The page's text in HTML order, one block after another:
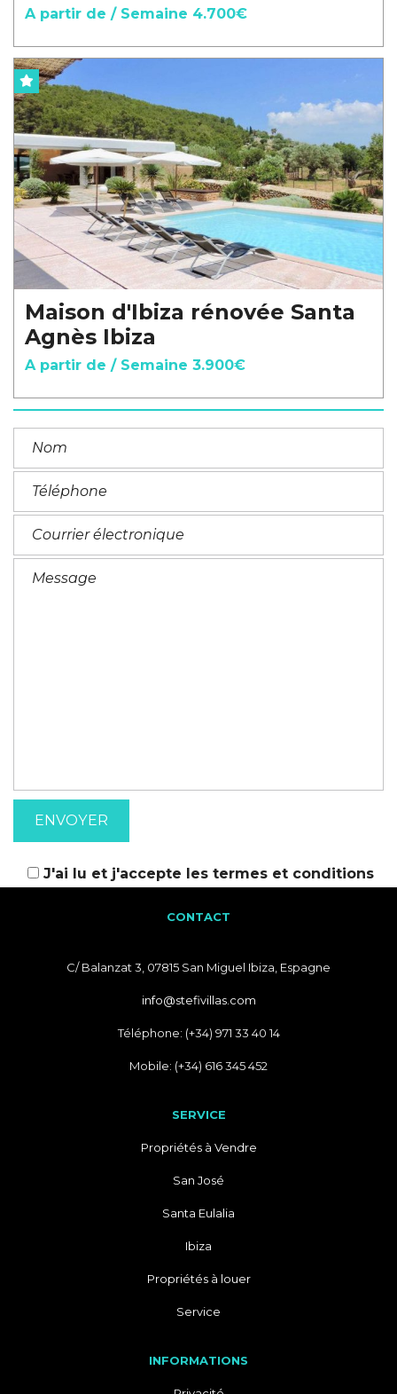
A partir de / Semaine 4.700€
Maison d'Ibiza rénovée Santa
Agnès Ibiza
A partir de / Semaine 3.900€
J'ai lu et j'accepte les termes et conditions
CONTACT
C/ Balanzat 3, 07815 San Miguel Ibiza, Espagne
info@stefivillas.com
Téléphone: (+34) 971 33 40 14
Mobile: (+34) 616 345 452
SERVICE
Propriétés à Vendre
San José
Santa Eulalia
Ibiza
Propriétés à louer
Service
INFORMATIONS